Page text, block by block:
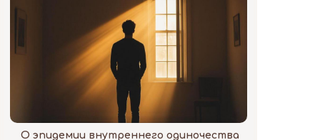
О эпидемии внутреннего одиночества